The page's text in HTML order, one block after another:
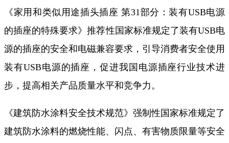
《家用和类似用途插头插座 第31部分：装有USB电源
的插座的特殊要求》推荐性国家标准规定了装有USB电
源的插座的安全和电磁兼容要求，引导消费者安全使用
装有USB电源的插座，促进我国电源插座行业技术进
步，提高相关产品质量水平和竞争力。
《建筑防水涂料安全技术规范》强制性国家标准规定了
建筑防水涂料的燃烧性能、闪点、有害物质限量等安全